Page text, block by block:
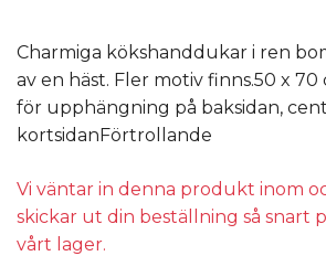
Charmiga kökshanddukar i ren
av en häst. Fler motiv finns.50 x 70
för upphängning på baksidan,
kortsidanFörtrollande
Vi väntar in denna produkt inom
skickar ut din beställning så snart
vårt lager.